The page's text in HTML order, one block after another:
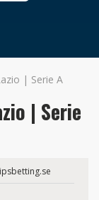
| Serie A
| Serie